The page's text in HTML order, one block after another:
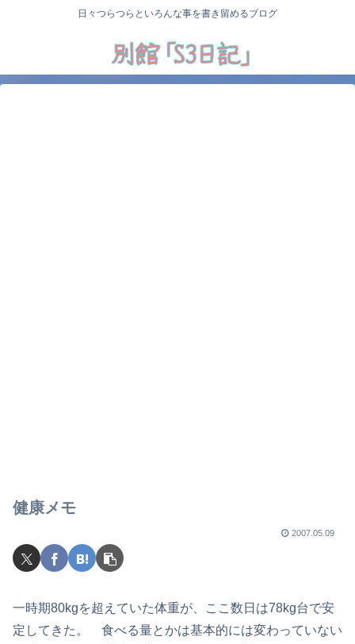
日々つらつらといろんな事を書き留めるブログ
健康メモ
2007.05.09
一時期80kgを超えていた体重が、ここ数日は78kg台で安
定してきた。 食べる量とかは基本的には変わっていない